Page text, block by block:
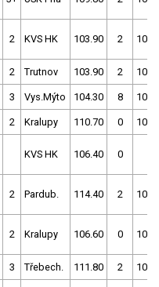
2 KVS HK 103.90 2
2 Trutnov 103.90 2
3 Vys.Mýto 104.30 8
2 Kralupy 110.70 0
KVS HK 106.40 0
2 Pardub. 114.40 2
2 Kralupy 106.60 0
3 Třebech. 111.80 2